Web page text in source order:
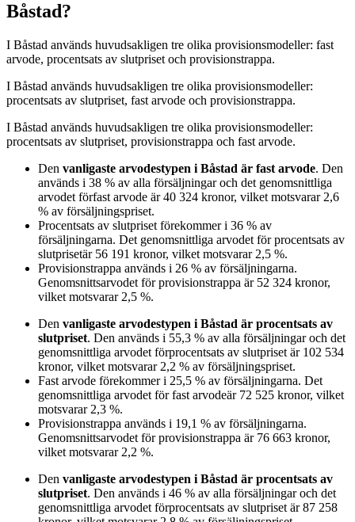
Båstad?
I Båstad används huvudsakligen tre olika provisionsmodeller: fast
arvode, procentsats av slutpriset och provisionstrappa.
I Båstad används huvudsakligen tre olika provisionsmodeller:
procentsats av slutpriset, fast arvode och provisionstrappa.
I Båstad används huvudsakligen tre olika provisionsmodeller:
procentsats av slutpriset, provisionstrappa och fast arvode.
Den vanligaste arvodestypen i Båstad är fast arvode. Den
används i 38 % av alla försäljningar och det genomsnittliga
arvodet förfast arvode är 40 324 kronor, vilket motsvarar 2,6
% av försäljningspriset.
Procentsats av slutpriset förekommer i 36 % av
försäljningarna. Det genomsnittliga arvodet för procentsats av
slutprisetär 56 191 kronor, vilket motsvarar 2,5 %.
Provisionstrappa används i 26 % av försäljningarna.
Genomsnittsarvodet för provisionstrappa är 52 324 kronor,
vilket motsvarar 2,5 %.
Den vanligaste arvodestypen i Båstad är procentsats av
slutpriset. Den används i 55,3 % av alla försäljningar och det
genomsnittliga arvodet förprocentsats av slutpriset är 102 534
kronor, vilket motsvarar 2,2 % av försäljningspriset.
Fast arvode förekommer i 25,5 % av försäljningarna. Det
genomsnittliga arvodet för fast arvodeär 72 525 kronor, vilket
motsvarar 2,3 %.
Provisionstrappa används i 19,1 % av försäljningarna.
Genomsnittsarvodet för provisionstrappa är 76 663 kronor,
vilket motsvarar 2,2 %.
Den vanligaste arvodestypen i Båstad är procentsats av
slutpriset. Den används i 46 % av alla försäljningar och det
genomsnittliga arvodet förprocentsats av slutpriset är 87 258